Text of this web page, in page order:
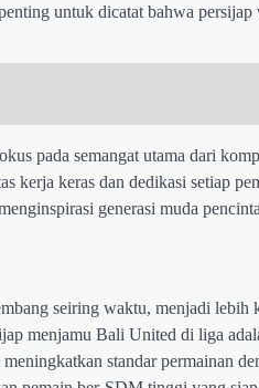
untuk dicatat bahwa
pada semangat utama dari
kerja keras dan dedikasi setiap
generasi muda
seiring waktu, menjadi
menjamu Bali United di liga
standar permainan